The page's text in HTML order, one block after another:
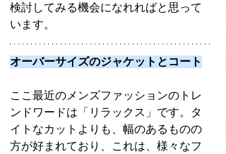
検討してみる機会になれればと思って
います。
オーバーサイズのジャケットとコート
ここ最近のメンズファッションのトレ
ンドワードは「リラックス」です。タ
イトなカットよりも、幅のあるものの
方が好まれており、これは、様々なフ